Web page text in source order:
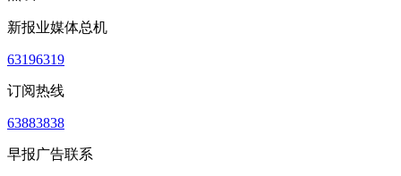
新报业媒体总机
63196319
订阅热线
63883838
早报广告联系